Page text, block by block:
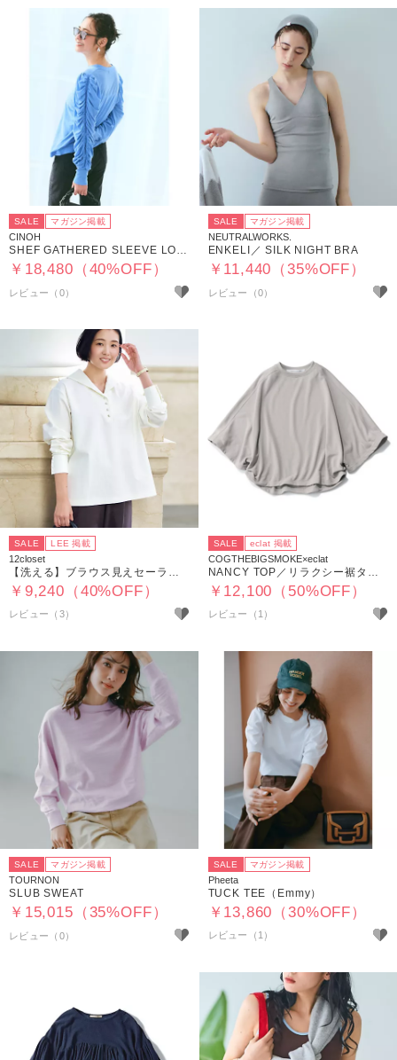
SALE マガジン掲載
CINOH
SHEF GATHERED SLEEVE LONG T SHIRT
￥18,480（40%OFF）
SALE マガジン掲載
NEUTRALWORKS.
ENKELI／ SILK NIGHT BRA
￥11,440（35%OFF）
SALE LEE 掲載
12closet
￥9,240（40%OFF）
レビュー（3）
SALE eclat 掲載
COGTHEBIGSMOKE×eclat
￥12,100（50%OFF）
レビュー（1）
SALE マガジン掲載
TOURNON
SLUB SWEAT
￥15,015（35%OFF）
SALE マガジン掲載
Pheeta
TUCK TEE（Emmy）
￥13,860（30%OFF）
レビュー（1）